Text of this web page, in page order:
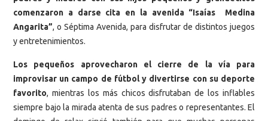
comenzaron a darse cita en la avenida “Isaías Medina
Angarita”, o Séptima Avenida, para disfrutar de distintos juegos
y entretenimientos.
Los pequeños aprovecharon el cierre de la vía para
improvisar un campo de fútbol y divertirse con su deporte
favorito, mientras los más chicos disfrutaban de los inflables
siempre bajo la mirada atenta de sus padres o representantes. El